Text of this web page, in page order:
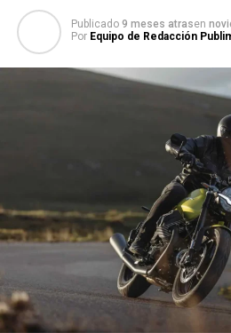
Publicado 9 meses atrasen
Por Equipo de Redacción